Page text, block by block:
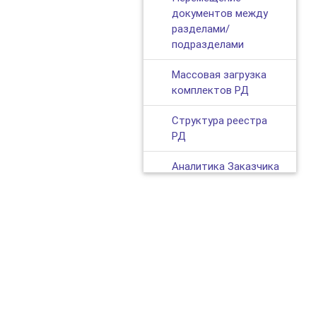
документов между
разделами/
подразделами
Массовая загрузка
комплектов РД
Структура реестра
РД
Аналитика Заказчика